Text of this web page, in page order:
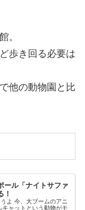
。
歩き回る必要は
他の動物園と比
ール「ナイトサファ
！
のアニ
キャットという動物がモ